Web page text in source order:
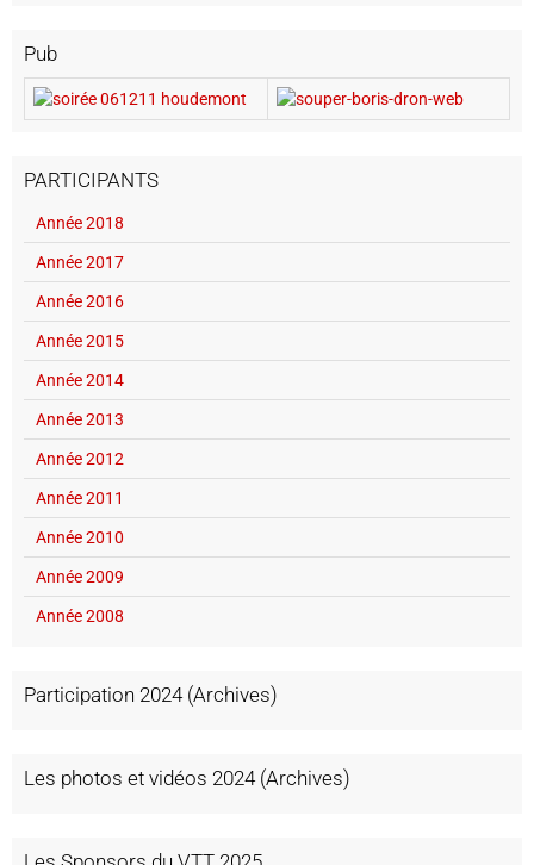
Pub
PARTICIPANTS
Année 2018
Année 2017
Année 2016
Année 2015
Année 2014
Année 2013
Année 2012
Année 2011
Année 2010
Année 2009
Année 2008
Participation 2024 (Archives)
Les photos et vidéos 2024 (Archives)